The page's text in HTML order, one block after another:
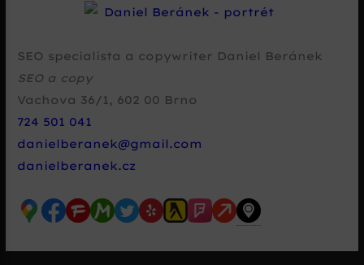
SEO specialista a copywriter Daniel Beránek
SEO a copy
Vachova 36/1 , 602 00 Brno
724 501 041
danielberanek@gmail.com
danielberanek.cz